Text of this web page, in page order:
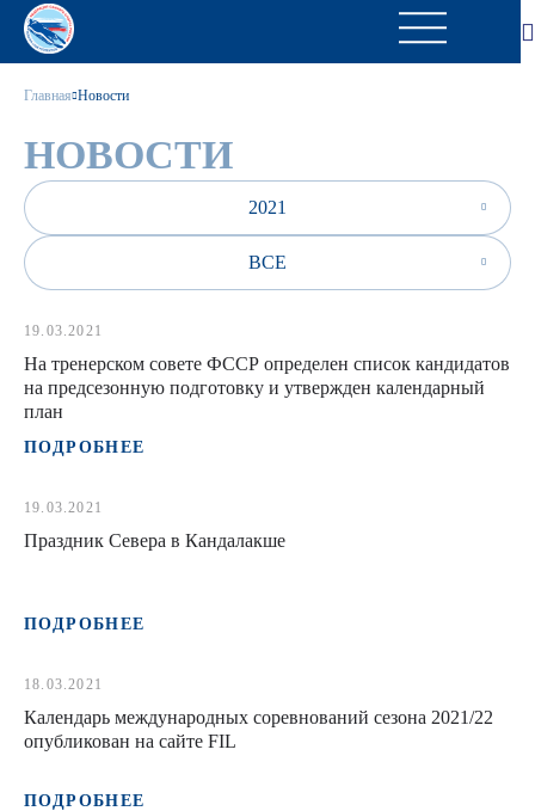
Главная Новости
НОВОСТИ
2021
ВСЕ
19.03.2021
На тренерском совете ФССР определен список кандидатов
на предсезонную подготовку и утвержден календарный
план
ПОДРОБНЕЕ
19.03.2021
Праздник Севера в Кандалакше
ПОДРОБНЕЕ
18.03.2021
Календарь международных соревнований сезона 2021/22
опубликован на сайте FIL
ПОДРОБНЕЕ